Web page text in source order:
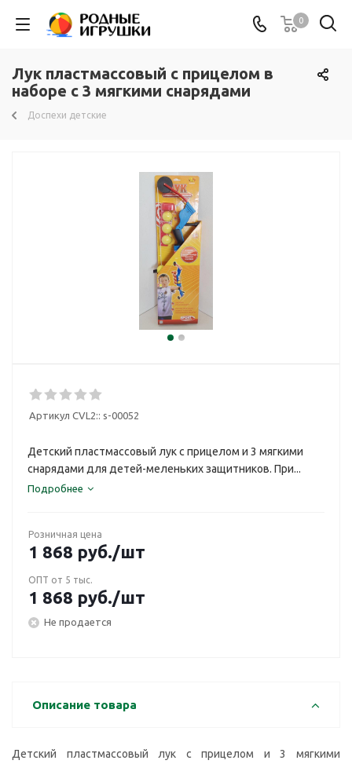
0
Лук пластмассовый с прицелом в
наборе с 3 мягкими снарядами
Доспехи детские
Артикул CVL2:: s-00052
Детский пластмассовый лук с прицелом и 3 мягкими
снарядами для детей-меленьких защитников. При...
Подробнее
Розничная цена
1 868 руб./шт
ОПТ от 5 тыс.
1 868 руб./шт
Не продается
Описание товара
Детский пластмассовый лук с прицелом и 3 мягкими